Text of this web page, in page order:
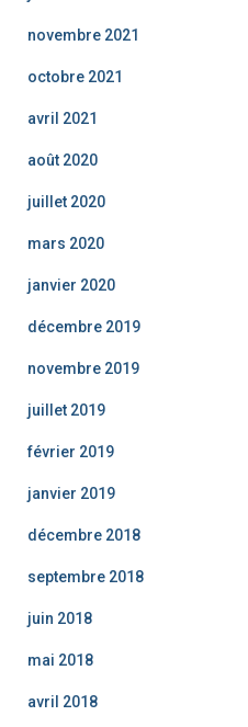
novembre 2021
octobre 2021
avril 2021
août 2020
juillet 2020
mars 2020
janvier 2020
décembre 2019
novembre 2019
juillet 2019
février 2019
janvier 2019
décembre 2018
septembre 2018
juin 2018
mai 2018
avril 2018